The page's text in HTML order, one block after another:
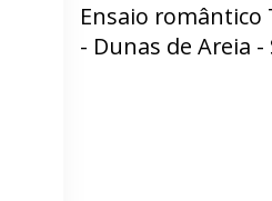
Ensaio romântico
- Dunas de Areia